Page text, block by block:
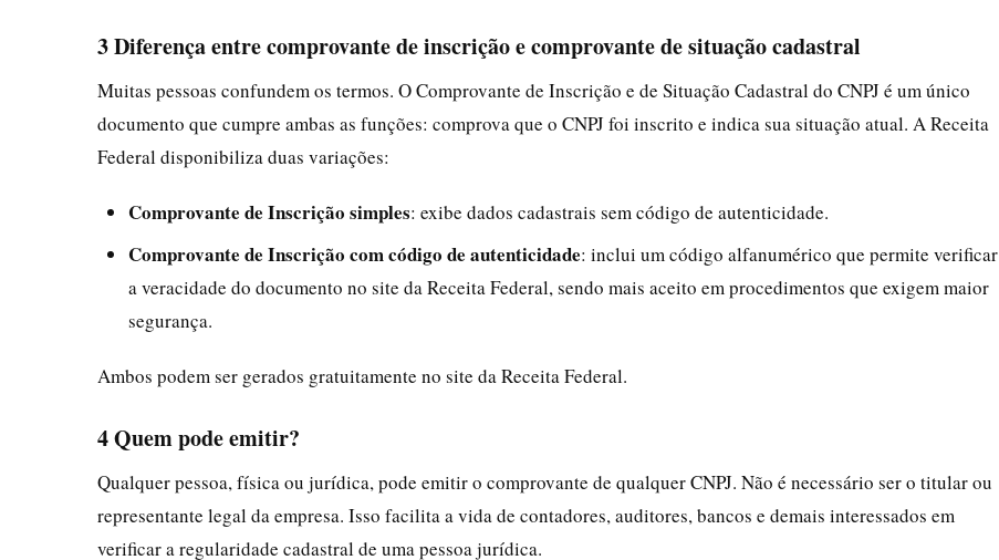
3 Diferença entre comprovante de inscrição e comprovante de situação cadastral
Muitas pessoas confundem os termos. O Comprovante de Inscrição e de Situação Cadastral do CNPJ é um único
documento que cumpre ambas as funções: comprova que o CNPJ foi inscrito e indica sua situação atual. A Receita
Federal disponibiliza duas variações:
Comprovante de Inscrição simples: exibe dados cadastrais sem código de autenticidade.
Comprovante de Inscrição com código de autenticidade: inclui um código alfanumérico que permite verificar
a veracidade do documento no site da Receita Federal, sendo mais aceito em procedimentos que exigem maior
segurança.
Ambos podem ser gerados gratuitamente no site da Receita Federal.
4 Quem pode emitir?
Qualquer pessoa, física ou jurídica, pode emitir o comprovante de qualquer CNPJ. Não é necessário ser o titular ou
representante legal da empresa. Isso facilita a vida de contadores, auditores, bancos e demais interessados em
verificar a regularidade cadastral de uma pessoa jurídica.